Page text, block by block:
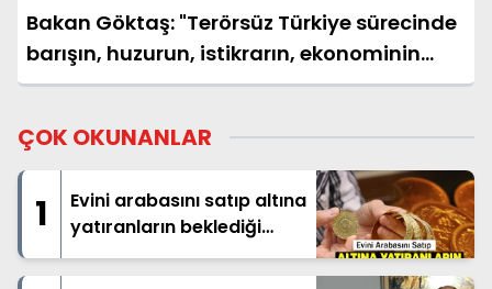
Bakan Göktaş: "Terörsüz Türkiye sürecinde
barışın, huzurun, istikrarın, ekonominin
güçlendiği bir Türkiye kurmak istiyoruz"
ÇOK OKUNANLAR
1
Evini arabasını satıp altına
yatıranların beklediği
haber geldi